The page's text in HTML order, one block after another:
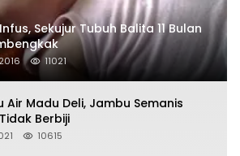
Sekujur Tubuh Balita 11 Bulan
11021
Air Madu Deli, Jambu Semanis
Berbiji
10615